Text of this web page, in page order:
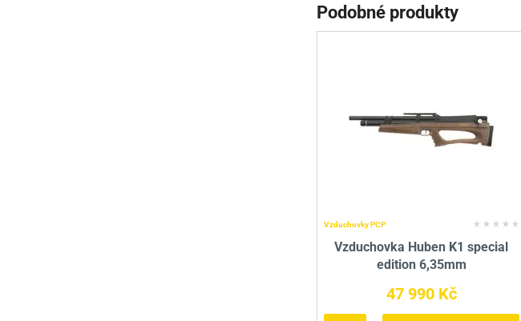
Podobné produkty
Vzduchovky PCP
Vzduchovka Huben K1 special
edition 6,35mm
47 990 Kč